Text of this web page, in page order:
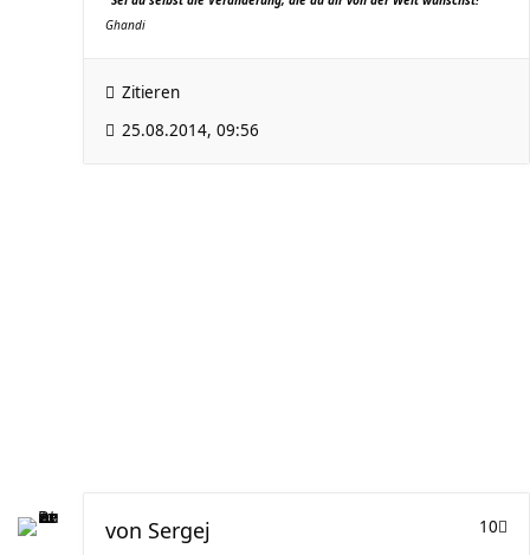
Ghandi
Zitieren
25.08.2014, 09:56
10
von Sergej